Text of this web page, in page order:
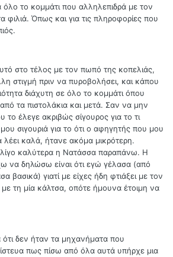
όλο το κομμάτι που αλληλεπιδρά με τον
φιλιά. Όπως και για τις πληροφορίες που
στο τέλος με τον πωπό της κοπελιάς,
στιγμή πριν να πυροβολήσει, και κάπου
διάχυτη σε όλο το κομμάτι όπου
τα πιστολάκια και μετά. Σαν να μην
το έλεγε ακριβώς σίγουρος για το τι
σιγουριά για το ότι ο αφηγητής που μου
λέει καλά, ήτανε ακόμα μικρότερη.
λίγο καλύτερα η Νατάσσα παραπάνω. Η
να δηλώσω είναι ότι εγώ γέλασα (από
βασικά) γιατί με είχες ήδη φτιάξει με τον
με τη μία κάλτσα, οπότε ήμουνα έτοιμη να
δεν ήταν τα μηχανήματα που
πως πίσω από όλα αυτά υπήρχε μια